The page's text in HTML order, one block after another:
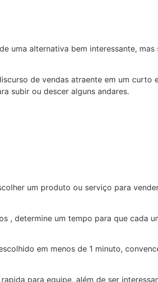
uma alternativa bem interessante,
de vendas atraente em um curto
subir ou descer alguns andares.
um produto ou serviço para
, determine um tempo para que cada
em menos de 1 minuto,
para equipe, além de ser